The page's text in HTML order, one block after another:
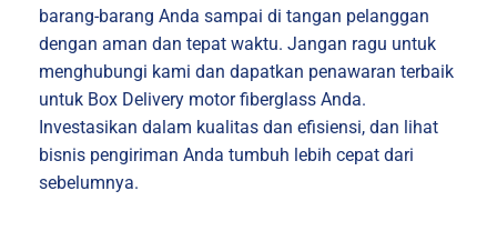
barang-barang Anda sampai di tangan pelanggan
dengan aman dan tepat waktu. Jangan ragu untuk
menghubungi kami dan dapatkan penawaran terbaik
untuk Box Delivery motor fiberglass Anda.
Investasikan dalam kualitas dan efisiensi, dan lihat
bisnis pengiriman Anda tumbuh lebih cepat dari
sebelumnya.